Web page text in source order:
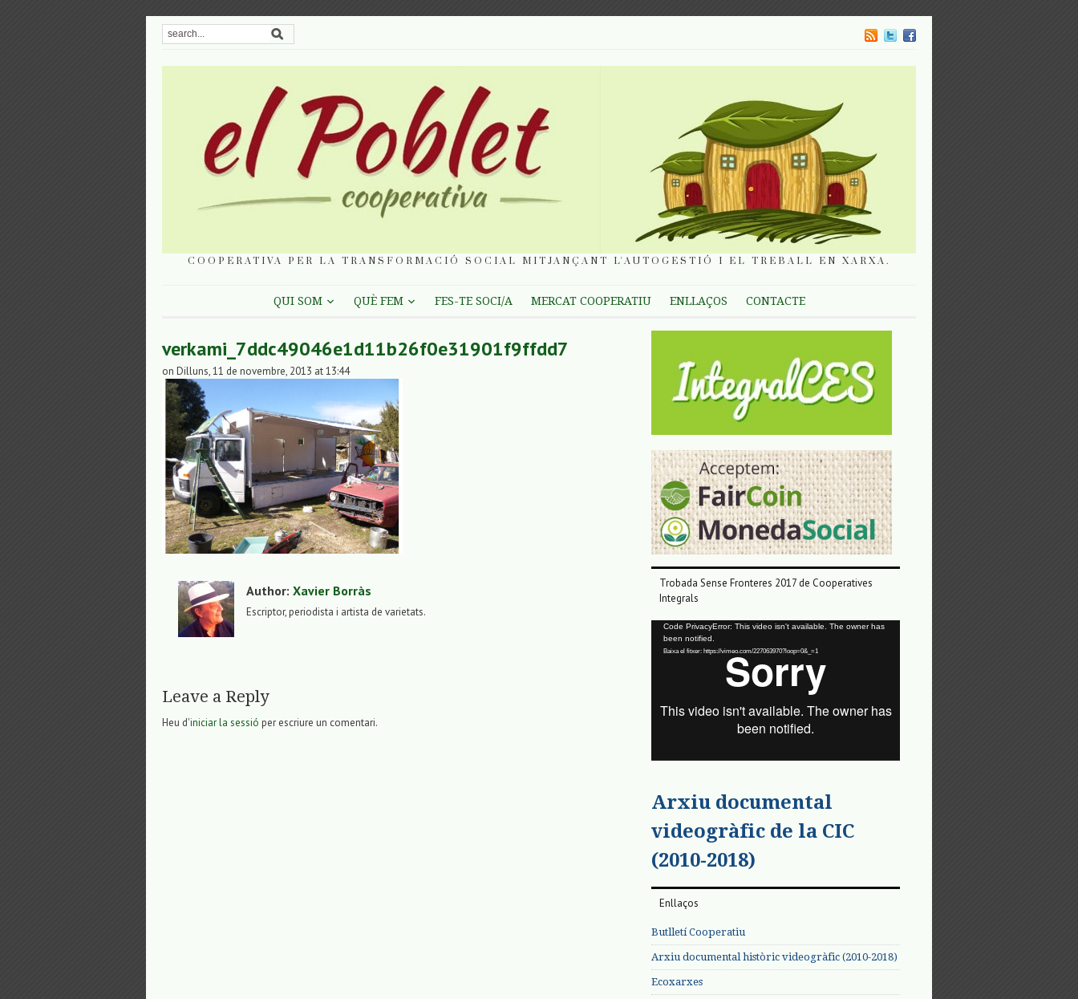
COOPERATIVA PER LA TRANSFORMACIÓ SOCIAL MITJANÇANT L'AUTOGESTIÓ I EL TREBALL EN XARXA.
QUI SOM QUÈ FEM FES-TE SOCI/A MERCAT COOPERATIU ENLLAÇOS CONTACTE
verkami_7ddc49046e1d11b26f0e31901f9ffdd7
on Dilluns, 11 de novembre, 2013 at 13:44
Author: Xavier Borràs
Escriptor, periodista i artista de varietats.
Leave a Reply
Heu d'iniciar la sessió per escriure un comentari.
Trobada Sense Fronteres 2017 de Cooperatives
Integrals
Reproductor
vídeo
Code PrivacyError: This video isn't available. The owner has
been notified.
Baixa el fitxer: https://vimeo.com/227063970?loop=0&_=1
Arxiu documental
videogràfic de la CIC
(2010-2018)
Enllaços
Butlletí Cooperatiu
Arxiu documental històric videogràfic (2010-2018)
Ecoxarxes